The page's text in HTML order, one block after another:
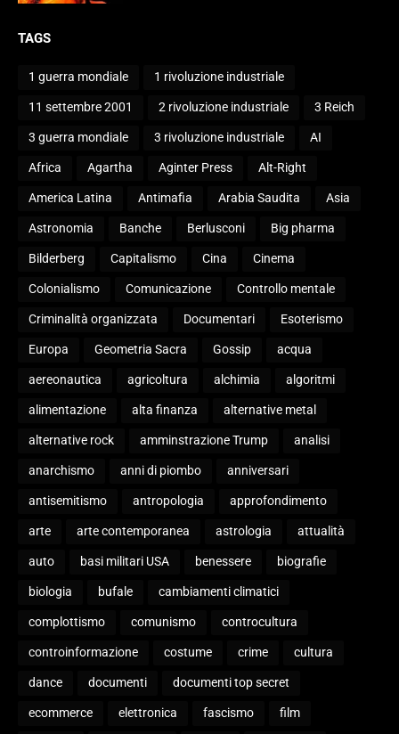
TAGS
1 guerra mondiale 1 rivoluzione industriale
11 settembre 2001 2 rivoluzione industriale 3 Reich
3 guerra mondiale 3 rivoluzione industriale AI
Africa Agartha Aginter Press Alt-Right
America Latina Antimafia Arabia Saudita Asia
Astronomia Banche Berlusconi Big pharma
Bilderberg Capitalismo Cina Cinema
Colonialismo Comunicazione Controllo mentale
Criminalità organizzata Documentari Esoterismo
Europa Geometria Sacra Gossip acqua
aereonautica agricoltura alchimia algoritmi
alimentazione alta finanza alternative metal
alternative rock amminstrazione Trump analisi
anarchismo anni di piombo anniversari
antisemitismo antropologia approfondimento
arte arte contemporanea astrologia attualità
auto basi militari USA benessere biografie
biologia bufale cambiamenti climatici
complottismo comunismo controcultura
controinformazione costume crime cultura
dance documenti documenti top secret
ecommerce elettronica fascismo film